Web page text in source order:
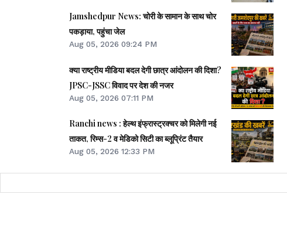
Jamshedpur News: चोरी के सामान के साथ चोर
पकड़ाया, पहुंचा जेल
Aug 05, 2026 09:24 PM
क्या राष्ट्रीय मीडिया बदल देगी छात्र आंदोलन की दिशा?
JPSC-JSSC विवाद पर देश की नजर
Aug 05, 2026 07:11 PM
Ranchi news : हेल्थ इंफ्रास्ट्रक्चर को मिलेगी नई
ताकत, रिम्स-2 व मेडिको सिटी का ब्लूप्रिंट तैयार
Aug 05, 2026 12:33 PM